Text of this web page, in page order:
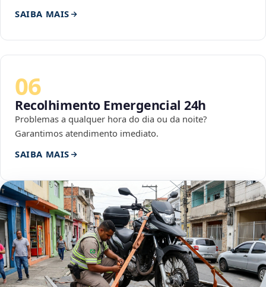
SAIBA MAIS
06
Recolhimento Emergencial 24h
Problemas a qualquer hora do dia ou da noite?
Garantimos atendimento imediato.
SAIBA MAIS